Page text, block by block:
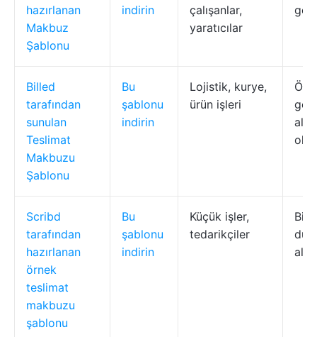
hazırlanan
Makbuz
Şablonu
indirin
çalışanlar,
yaratıcılar
Billed
tarafından
sunulan
Teslimat
Makbuzu
Şablonu
Bu
şablonu
indirin
Lojistik, kurye,
ürün işleri
Scribd
tarafından
hazırlanan
örnek
teslimat
makbuzu
şablonu
Bu
şablonu
indirin
Küçük işler,
tedarikçiler